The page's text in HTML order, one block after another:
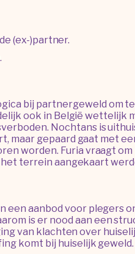
(ex-)partner.
bij partnergeweld om
ook in België wettelijk
Nochtans is
gepaard gaat met
worden. Furia vraagt
terrein aangekaart
een aanbod voor plegers
is er nood aan een
van klachten over
komt bij huiselijk geweld.